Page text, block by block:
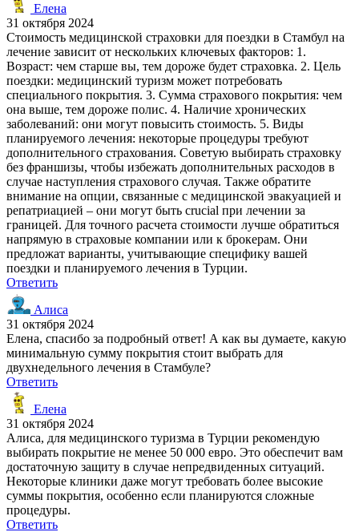
Елена
31 октября 2024
Стоимость медицинской страховки для поездки в Стамбул на
лечение зависит от нескольких ключевых факторов: 1.
Возраст: чем старше вы, тем дороже будет страховка. 2. Цель
поездки: медицинский туризм может потребовать
специального покрытия. 3. Сумма страхового покрытия: чем
она выше, тем дороже полис. 4. Наличие хронических
заболеваний: они могут повысить стоимость. 5. Виды
планируемого лечения: некоторые процедуры требуют
дополнительного страхования. Советую выбирать страховку
без франшизы, чтобы избежать дополнительных расходов в
случае наступления страхового случая. Также обратите
внимание на опции, связанные с медицинской эвакуацией и
репатриацией – они могут быть crucial при лечении за
границей. Для точного расчета стоимости лучше обратиться
напрямую в страховые компании или к брокерам. Они
предложат варианты, учитывающие специфику вашей
поездки и планируемого лечения в Турции.
Ответить
Алиса
31 октября 2024
Елена, спасибо за подробный ответ! А как вы думаете, какую
минимальную сумму покрытия стоит выбрать для
двухнедельного лечения в Стамбуле?
Ответить
Елена
31 октября 2024
Алиса, для медицинского туризма в Турции рекомендую
выбирать покрытие не менее 50 000 евро. Это обеспечит вам
достаточную защиту в случае непредвиденных ситуаций.
Некоторые клиники даже могут требовать более высокие
суммы покрытия, особенно если планируются сложные
процедуры.
Ответить